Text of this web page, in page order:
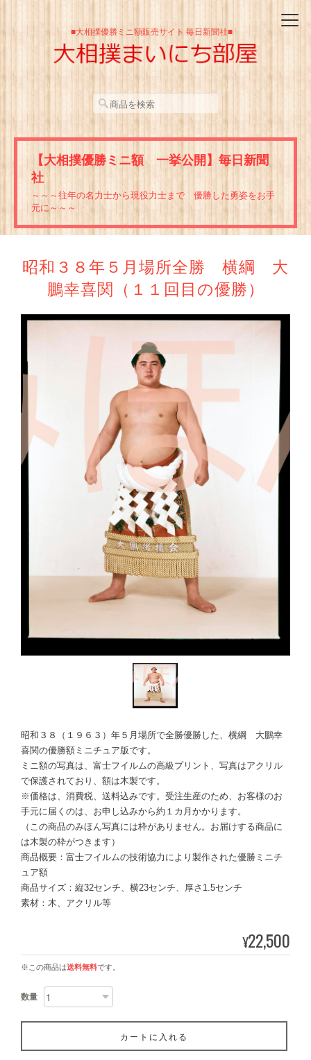
■大相撲優勝ミニ額販売サイト 毎日新聞社■
【大相撲優勝ミニ額 一挙公開】毎日新聞
社
～～～往年の名力士から現役力士まで 優勝した勇姿をお手
元に～～～
昭和３８年５月場所全勝 横綱 大
鵬幸喜関（１１回目の優勝）
昭和３８（１９６３）年５月場所で全勝優勝した、横綱 大鵬幸
喜関の優勝額ミニチュア版です。
ミニ額の写真は、富士フイルムの高級プリント、写真はアクリル
で保護されており、額は木製です。
※価格は、消費税、送料込みです。受注生産のため、お客様のお
手元に届くのは、お申し込みから約１カ月かかります。
（この商品のみほん写真には枠がありません。お届けする商品に
は木製の枠がつきます）
商品概要：富士フイルムの技術協力により製作された優勝ミニチ
ュア額
商品サイズ：縦32センチ、横23センチ、厚さ1.5センチ
素材：木、アクリル等
¥22,500
※この商品は送料無料です。
数量
カートに入れる